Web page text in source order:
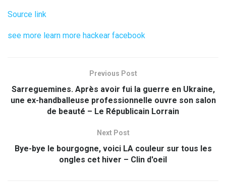
Source link
see more learn more hackear facebook
Previous Post
Sarreguemines. Après avoir fui la guerre en Ukraine,
une ex-handballeuse professionnelle ouvre son salon
de beauté – Le Républicain Lorrain
Next Post
Bye-bye le bourgogne, voici LA couleur sur tous les
ongles cet hiver – Clin d'oeil